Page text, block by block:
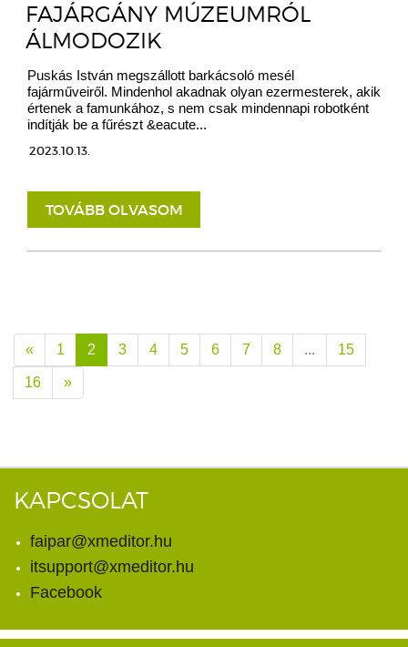
FAJÁRGÁNY MÚZEUMRÓL
ÁLMODOZIK
Puskás István megszállott barkácsoló mesél
fajárműveiről. Mindenhol akadnak olyan ezermesterek, akik
értenek a famunkához, s nem csak mindennapi robotként
indítják be a fűrészt &eacute...
2023.10.13.
TOVÁBB OLVASOM
« 1 2 3 4 5 6 7 8 ... 15
16 »
KAPCSOLAT
faipar@xmeditor.hu
itsupport@xmeditor.hu
Facebook